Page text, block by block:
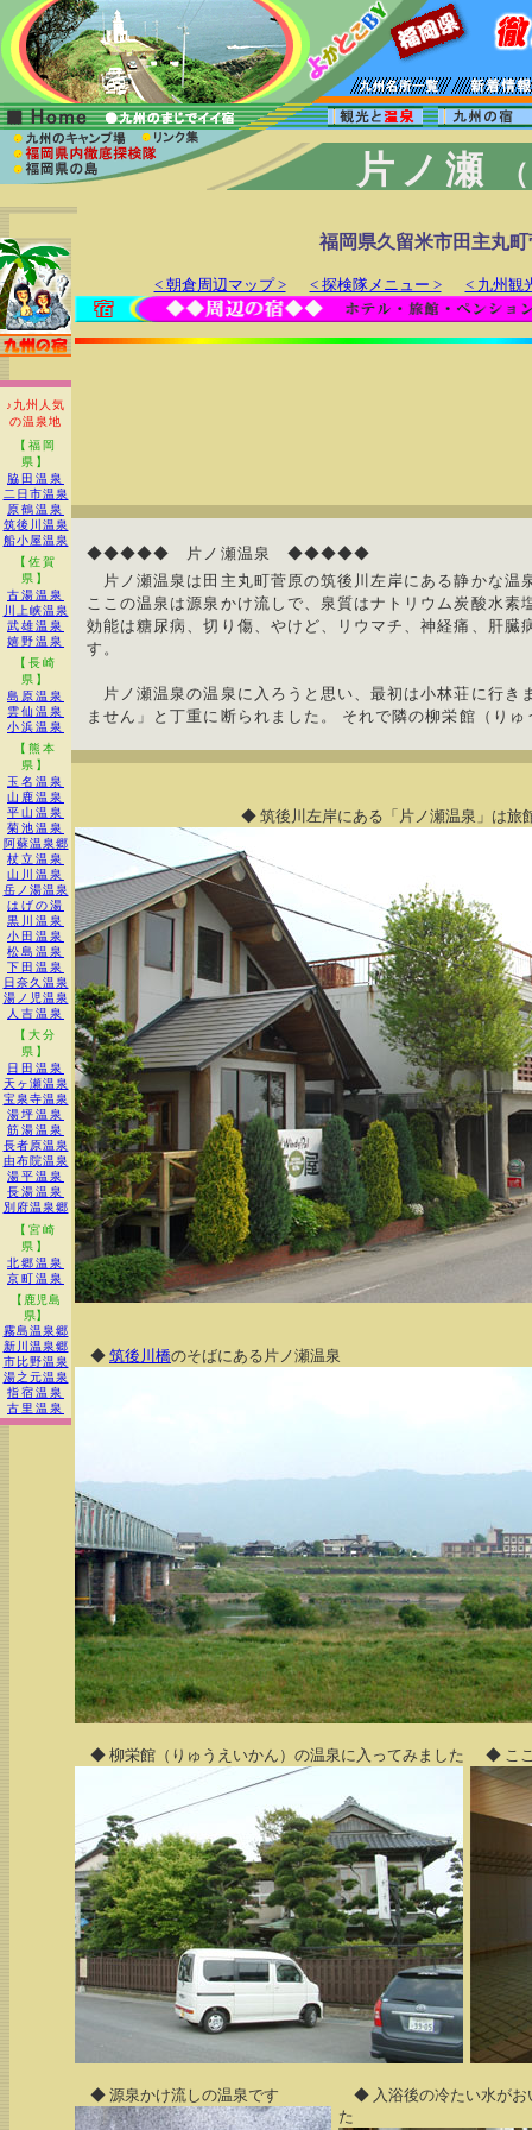
片ノ瀬
♪九州人気
の温泉地
【福岡
県】
脇田温泉
二日市温泉
原鶴温泉
筑後川温泉
船小屋温泉
【佐賀
県】
古湯温泉
川上峡温泉
武雄温泉
嬉野温泉
【長崎
県】
島原温泉
雲仙温泉
小浜温泉
【熊本
県】
玉名温泉
山鹿温泉
平山温泉
菊池温泉
阿蘇温泉郷
杖立温泉
山川温泉
岳ノ湯温泉
はげの湯
黒川温泉
小田温泉
松島温泉
下田温泉
日奈久温泉
湯ノ児温泉
人吉温泉
【大分
県】
日田温泉
天ヶ瀬温泉
宝泉寺温泉
湯坪温泉
筋湯温泉
長者原温泉
由布院温泉
湯平温泉
長湯温泉
別府温泉郷
【宮崎
県】
北郷温泉
京町温泉
【鹿児島
県】
霧島温泉郷
新川温泉郷
市比野温泉
湯之元温泉
指宿温泉
古里温泉
福岡県久留米市田主丸町
< 朝倉周辺マップ > < 探検隊メニュー > < 九州観
◆◆◆◆◆ 片ノ瀬温泉 ◆◆◆◆◆
片ノ瀬温泉は田主丸町菅原の筑後川左岸にある静かな温
ここの温泉は源泉かけ流しで、泉質はナトリウム炭酸水
効能は糖尿病、切り傷、やけど、リウマチ、神経痛、肝臓
す。
片ノ瀬温泉の温泉に入ろうと思い、最初は小林荘に行き
ません」と丁重に断られました。 それで隣の柳栄館（り
◆ 筑後川左岸にある「片ノ瀬温泉」は旅
◆ 筑後川橋のそばにある片ノ瀬温泉
◆ 柳栄館（りゅうえいかん）の温泉に入ってみました ◆ ここ
◆ 源泉かけ流しの温泉です
◆ 入浴後の冷たい水がお
た